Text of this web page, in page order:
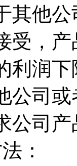
其他
受，
利润
公司
公司
：